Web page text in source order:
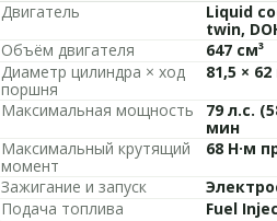
Двигатель
Liquid
twin,
Объём двигателя
647 см³
Диаметр цилиндра × ход
поршня
81,5 ×
Максимальная мощность
79 л.с.
мин
Максимальный крутящий
момент
68 Н·м
Зажигание и запуск
Подача топлива
Fuel